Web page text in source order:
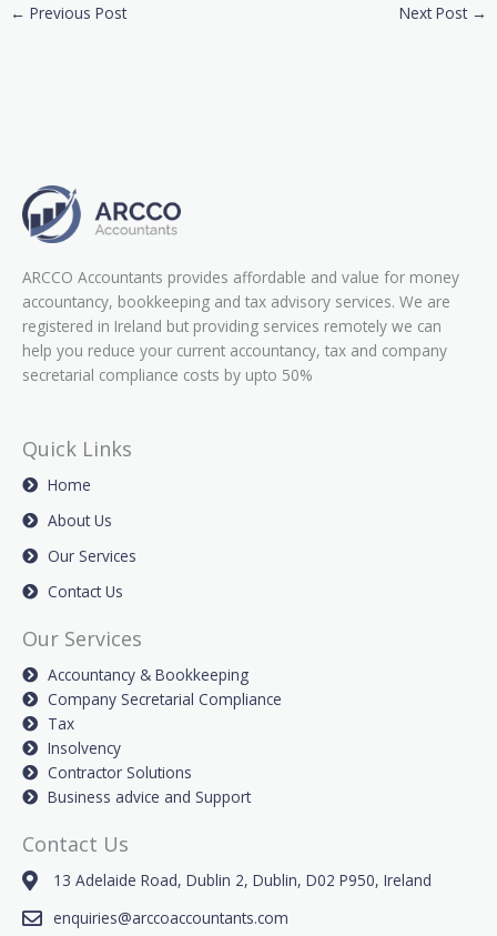
← Previous Post Next Post →
ARCCO Accountants provides affordable and value for money
accountancy, bookkeeping and tax advisory services. We are
registered in Ireland but providing services remotely we can
help you reduce your current accountancy, tax and company
secretarial compliance costs by upto 50%
Quick Links
Home
About Us
Our Services
Contact Us
Our Services
Accountancy & Bookkeeping
Company Secretarial Compliance
Tax
Insolvency
Contractor Solutions
Business advice and Support
Contact Us
13 Adelaide Road, Dublin 2, Dublin, D02 P950, Ireland
enquiries@arccoaccountants.com